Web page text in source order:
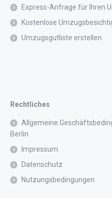
Express-Anfrage für Ihren
Kostenlose
Umzugsgutliste erstellen
Rechtliches
Allgemeine
Berlin
Impressum
Datenschutz
Nutzungsbedingungen